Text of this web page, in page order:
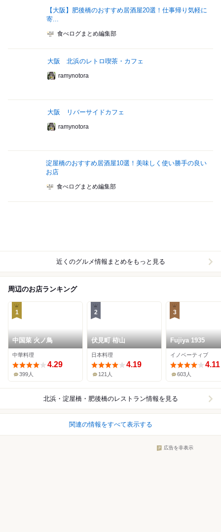
【大阪】肥後橋のおすすめ居酒屋20選！仕事帰り気軽に
寄...
食べログまとめ編集部
大阪 北浜のレトロ喫茶・カフェ
ramynotora
大阪 リバーサイドカフェ
ramynotora
淀屋橋のおすすめ居酒屋10選！美味しく使い勝手の良い
お店
食べログまとめ編集部
近くのグルメ情報まとめをもっと見る
周辺のお店ランキング
1
中国菜 火ノ鳥
中華料理
4.29
399人
2
伏見町 栫山
日本料理
4.19
121人
3
Fujiya 1935
イノベーティブ
4.11
603人
北浜・淀屋橋・肥後橋のレストラン情報を見る
関連の情報をすべて表示する
広告を非表示